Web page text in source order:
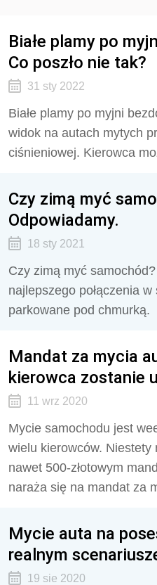
Białe plamy po
Co poszło nie tak?
31 sty 2022
Białe plamy po myjni
widok na autach mytych
ciśnieniowej. Kierowca
Czy zimą myć
Odpowiadamy.
18 sty 2021
Czy zimą myć
najlepszego połączenia
parkowane pod chmurką.
Mandat za mycia
kierowca zostanie
11 wrz 2020
Mycie samochodu jest
wielu kierowców.
nawet 500-złotowym
naraża się na mandat za
Mycie auta na
realnym
19 sie 2020